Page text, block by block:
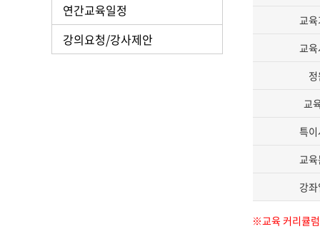
연간교육일정
강의요청/강사제안
교
교
교
특
교
강
※교육 커리큘